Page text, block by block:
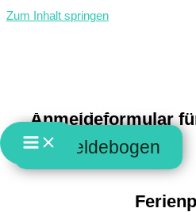
Zum Inhalt springen
Anmeldeformular
Anmeldebogen